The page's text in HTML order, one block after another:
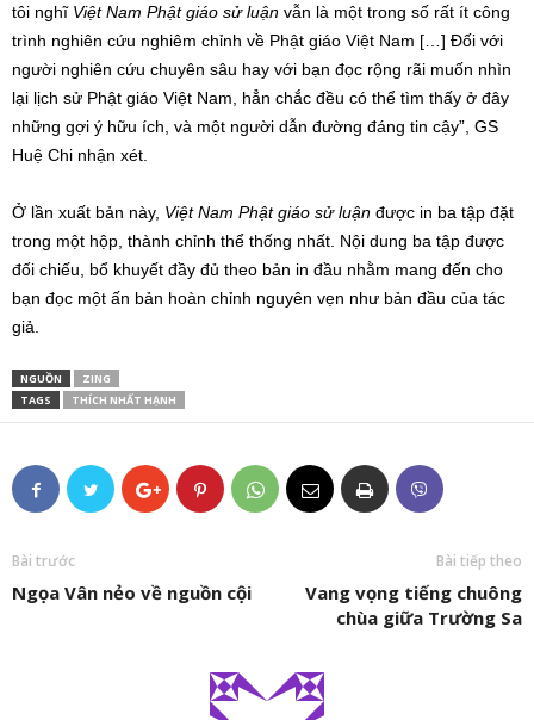
tôi nghĩ Việt Nam Phật giáo sử luận vẫn là một trong số rất ít công
trình nghiên cứu nghiêm chỉnh về Phật giáo Việt Nam […] Đối với
người nghiên cứu chuyên sâu hay với bạn đọc rộng rãi muốn nhìn
lại lịch sử Phật giáo Việt Nam, hẳn chắc đều có thể tìm thấy ở đây
những gợi ý hữu ích, và một người dẫn đường đáng tin cậy”, GS
Huệ Chi nhận xét.
Ở lần xuất bản này, Việt Nam Phật giáo sử luận được in ba tập đặt
trong một hộp, thành chỉnh thể thống nhất. Nội dung ba tập được
đối chiếu, bổ khuyết đầy đủ theo bản in đầu nhằm mang đến cho
bạn đọc một ấn bản hoàn chỉnh nguyên vẹn như bản đầu của tác
giả.
NGUỒN
ZING
TAGS
THÍCH NHẤT HẠNH
Bài trước
Ngọa Vân nẻo về nguồn cội
Bài tiếp theo
Vang vọng tiếng chuông
chùa giữa Trường Sa